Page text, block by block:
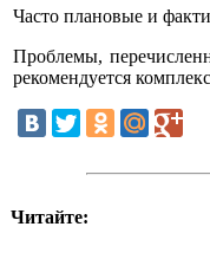
Часто плановые и
Проблемы,
рекомендуется
Читайте: